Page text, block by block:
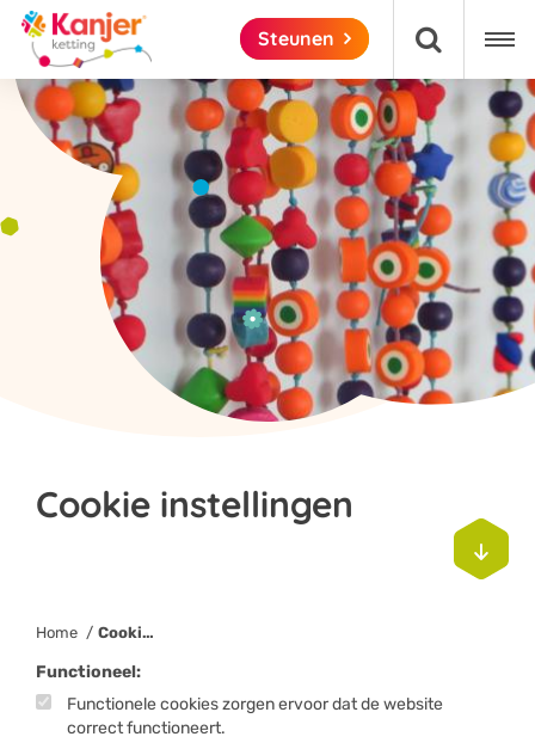
Steunen 
Cookie instellingen

Home Cookie instellingen
Functioneel:
Functionele cookies zorgen ervoor dat de website
correct functioneert.